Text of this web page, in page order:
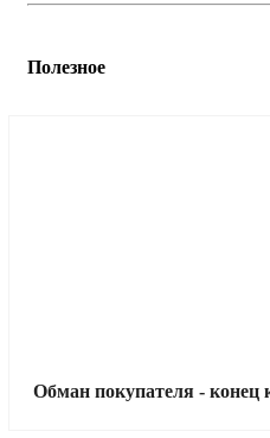
Полезное
Обман покупателя - конец